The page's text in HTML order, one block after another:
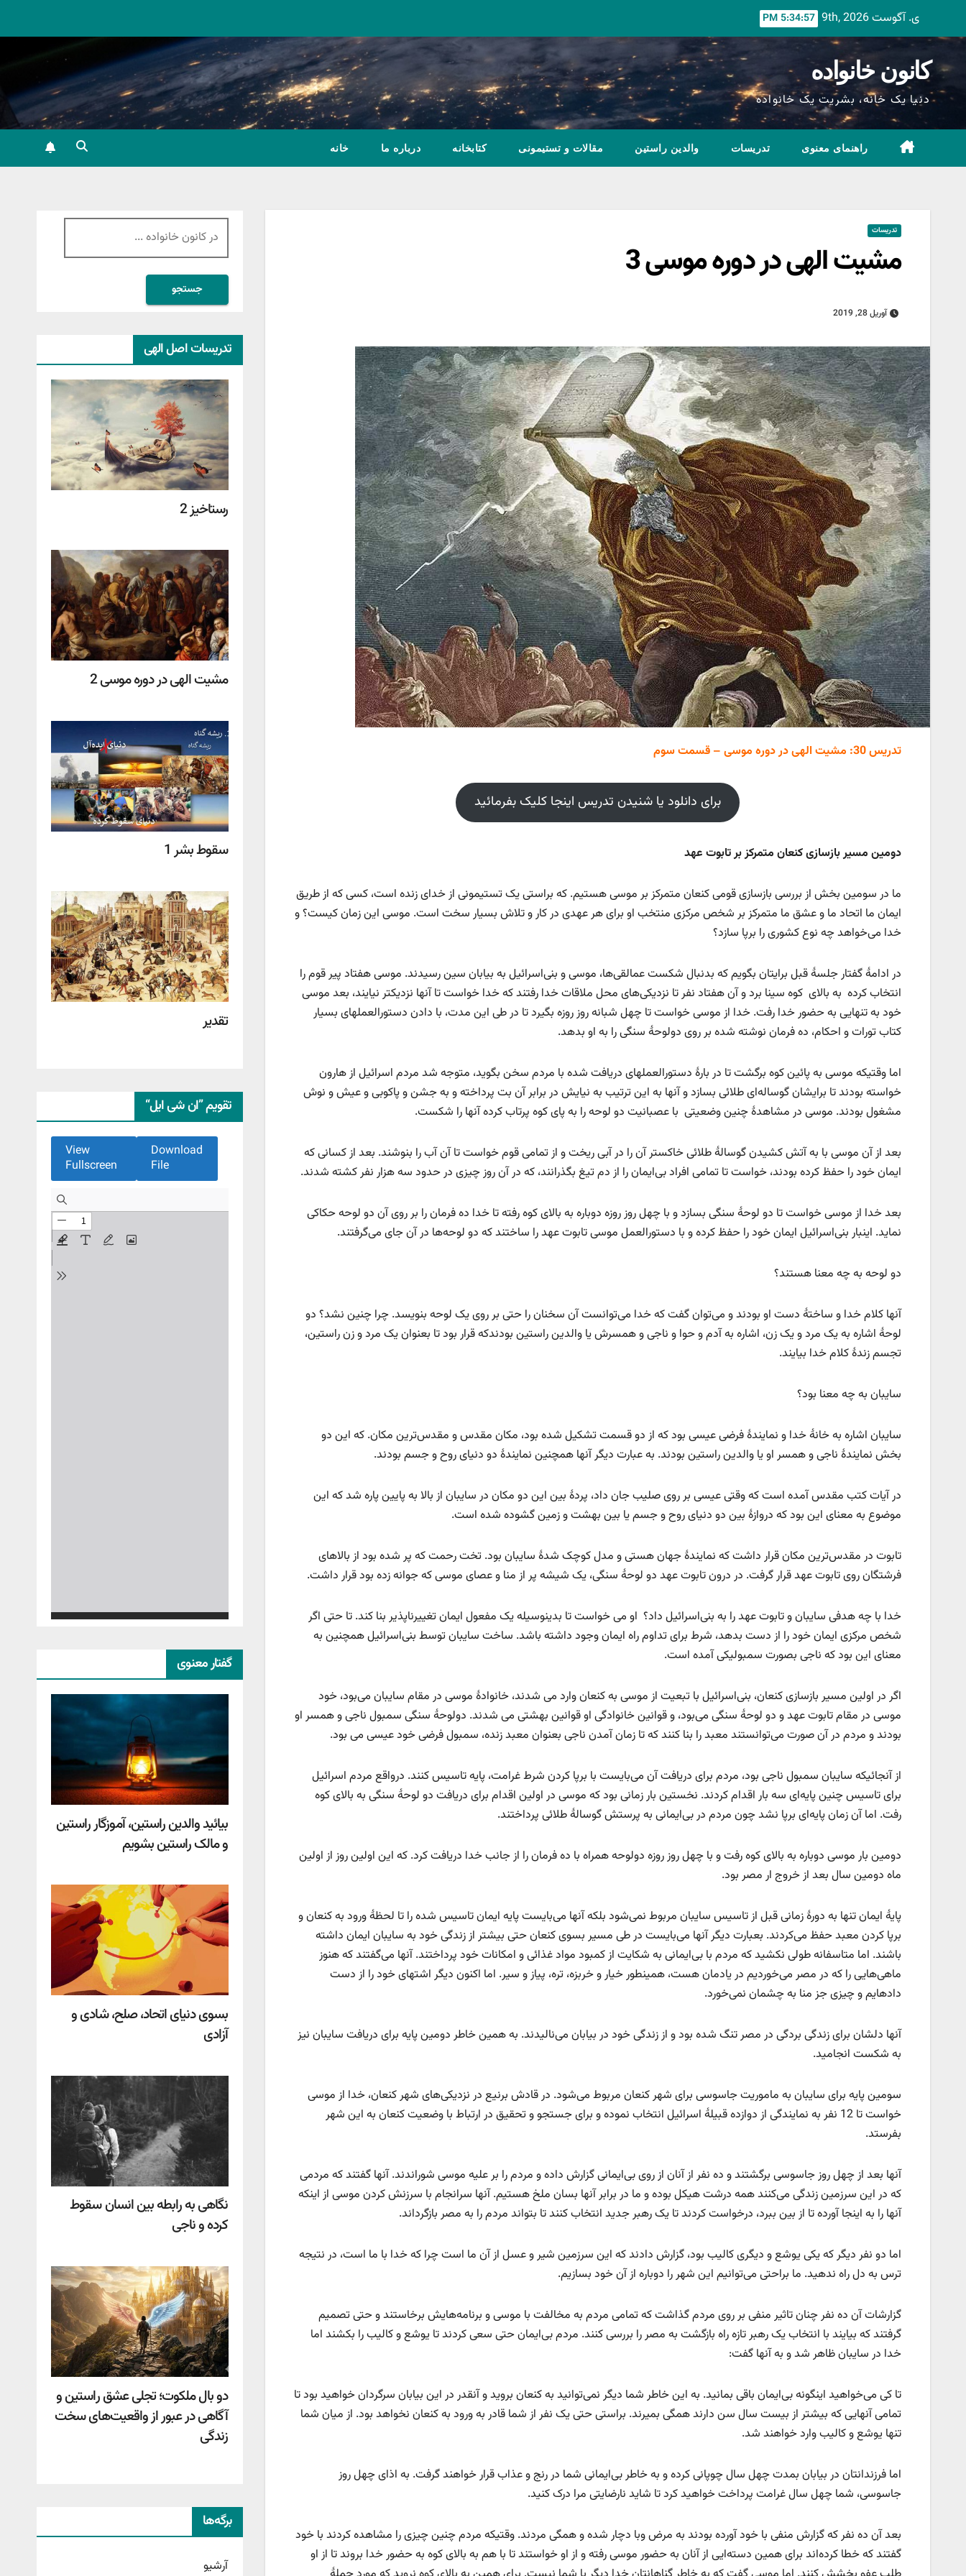
ی. آگوست 9th, 2026 5:34:59 PM
کانون خانواده
دنیا یک خانه، بشریت یک خانواده
راهنمای معنوی تدریسات والدین راستین مقالات و تستیمونی کتابخانه درباره ما خانه
تدریسات
مشیت الهی در دوره موسی 3
آوریل 28, 2019
تدریس 30: مشیت الهی در دوره موسی – قسمت سوم
برای دانلود یا شنیدن تدریس اینجا کلیک بفرمائید
دومین مسیر بازسازی کنعان متمرکز بر تابوت عهد
ما در سومین بخش از بررسی بازسازی قومی کنعان متمرکز بر موسی هستیم. که براستی یک تستیمونی از خدای زنده است، کسی که از طریق
ایمان ما اتحاد ما و عشق ما متمرکز بر شخص مرکزی منتخب او برای هر عهدی در کار و تلاش بسیار سخت است. موسی این زمان کیست؟ و
خدا می‌خواهد چه نوع کشوری را برپا سازد؟
در ادامۀ گفتار جلسۀ قبل برایتان بگویم که بدنبال شکست عمالقی‌ها، موسی و بنی‌اسرائیل به بیابان سین رسیدند. موسی هفتاد پیر قوم را
انتخاب کرده به بالای کوه سینا برد و آن هفتاد نفر تا نزدیکی‌های محل ملاقات خدا رفتند که خدا خواست تا آنها نزدیکتر نیایند، بعد موسی
خود به تنهایی به حضور خدا رفت. خدا از موسی خواست تا چهل شبانه روز روزه بگیرد تا در طی این مدت، با دادن دستورالعملهای بسیار
کتاب تورات و احکام، ده فرمان نوشته شده بر روی دولوحۀ سنگی را به او بدهد.
اما وقتیکه موسی به پائین کوه برگشت تا در بارۀ دستورالعملهای دریافت شده با مردم سخن بگوید، متوجه شد مردم اسرائیل از هارون
خواسته بودند تا برایشان گوساله‌ای طلائی بسازد و آنها به این ترتیب به نیایش در برابر آن بت پرداخته و به جشن و پاکوبی و عیش و نوش
مشغول بودند. موسی در مشاهدۀ چنین وضعیتی با عصبانیت دو لوحه را به پای کوه پرتاب کرده آنها را شکست.
بعد از آن موسی با به آتش کشیدن گوسالۀ طلائی خاکستر آن را در آبی ریخت و از تمامی قوم خواست تا‌ آن آب را بنوشند. بعد از کسانی که
ایمان خود را حفظ کرده بودند، خواست تا تمامی افراد بی‌ایمان را از دم تیغ بگذرانند، که در آن روز چیزی در حدود سه هزار نفر کشته شدند.
بعد خدا از موسی خواست تا دو لوحۀ سنگی بسازد و با چهل روز روزه دوباره به بالای کوه رفته تا خدا ده فرمان را بر روی آن دو لوحه حکاکی
نماید. اینبار بنی‌اسرائیل ایمان خود را حفظ کرده و با دستورالعمل موسی تابوت عهد را ساختند که دو لوحه‌ها در آن جای می‌گرفتند.
دو لوحه به چه معنا هستند؟
آنها کلام خدا و ساختۀ دست او بودند و می‌توان گفت که خدا می‌توانست آن سخنان را حتی بر روی یک لوحه بنویسد. چرا چنین نشد؟ دو
لوحۀ اشاره به یک مرد و یک زن، اشاره به آدم و حوا و ناجی و همسرش یا والدین راستین بودندکه قرار بود تا بعنوان یک مرد و زن راستین،
تجسم زندۀ‌ کلام خدا بیایند.
سایبان به چه معنا بود؟
سایبان اشاره به خانۀ خدا و نمایندۀ فرضی عیسی بود که از دو قسمت تشکیل شده بود، مکان مقدس و مقدس‌ترین مکان. که این دو
بخش نمایندۀ ناجی و همسر او یا والدین راستین بودند. به عبارت دیگر آنها همچنین نمایندۀ دو دنیای روح و جسم بودند.
در آیات کتب مقدس آمده است که وقتی عیسی بر روی صلیب جان داد، پردۀ بین این دو مکان در سایبان از بالا به پایین پاره شد که این
موضوع به معنای این بود که دروازۀ بین دو دنیای روح و جسم یا بین بهشت و زمین گشوده شده است.
تابوت در مقدس‌ترین مکان قرار داشت که نمایندۀ جهان هستی و مدل کوچک شدۀ سایبان بود. تخت رحمت که پر شده بود از بالاهای
فرشتگان روی تابوت عهد قرار گرفت. در درون تابوت عهد دو لوحۀ سنگی، یک شیشه پر از منا و عصای موسی که جوانه زده بود قرار داشت.
خدا با چه هدفی سایبان و تابوت عهد را به بنی‌اسرائیل داد؟ او می خواست تا بدینوسیله یک مفعول ایمان تغییرناپذیر بنا کند. تا حتی اگر
شخص مرکزی ایمان خود را از دست بدهد، شرط برای تداوم راه ایمان وجود داشته باشد. ساخت سایبان توسط بنی‌اسرائیل همچنین به
معنای این بود که ناجی بصورت سمبولیکی آمده است.
اگر در اولین مسیر بازسازی کنعان، بنی‌اسرائیل با تبعیت از موسی به کنعان وارد می شدند، خانوادۀ موسی در مقام سایبان می‌بود، خود
موسی در مقام تابوت عهد و دو لوحۀ سنگی می‌بود، و قوانین خانوادگی او قوانین بهشتی می شدند. دولوحۀ‍ سنگی سمبول ناجی و همسر او
بودند و مردم در آن صورت می‌توانستند معبد را بنا کنند که تا زمان آمدن ناجی بعنوان معبد زنده، سمبول فرضی خود عیسی می بود.
از آنجائیکه سایبان سمبول ناجی بود، مردم برای دریافت آن می‌بایست با برپا کردن شرط غرامت، پایه تاسیس کنند. درواقع مردم اسرائیل
برای تاسیس چنین پایه‌ای سه بار اقدام کردند. نخستین بار زمانی بود که موسی در اولین اقدام برای دریافت دو لوحۀ سنگی به بالای کوه
رفت. اما آن زمان پایه‌ای برپا نشد چون مردم در بی‌ایمانی به پرستش گوسالۀ طلائی پرداختند.
دومین بار موسی دوباره به بالای کوه رفت و با چهل روز روزه دولوحه همراه با ده فرمان را از جانب خدا دریافت کرد. که این اولین روز از اولین
ماه دومین سال بعد از خروج ار مصر بود.
پایۀ ‌ایمان تنها به دورۀ زمانی قبل از تاسیس سایبان مربوط نمی‌شود بلکه آنها می‌بایست پایه ایمان تاسیس شده را تا لحظۀ ورود به کنعان و
برپا کردن معبد حفظ می‌کردند. بعبارت دیگر آنها می‌بایست در طی مسیر بسوی کنعان حتی بیشتر از زندگی خود به سایبان ایمان داشته
باشند. اما متاسفانه طولی نکشید که مردم با بی‌ایمانی به شکایت از کمبود مواد غذائی و امکانات خود پرداختند. آنها می‌گفتند که هنوز
ماهی‌هایی را که در مصر می‌خوردیم در یادمان هست، همینطور خیار و خربزه‌، تره، پیاز و سیر. اما اکنون دیگر اشتهای خود را از دست
دادهایم و چیزی جز منا به چشمان نمی‌خورد.
آنها دلشان برای زندگی بردگی در مصر تنگ شده بود و از زندگی خود در بیابان می‌نالیدند. به همین خاطر دومین پایه برای دریافت سایبان نیز
به شکست انجامید.
سومین پایه برای سایبان به ماموریت جاسوسی برای شهر کنعان مربوط می‌شود. در قادش برنیع در نزدیکی‌های شهر کنعان، خدا از موسی
خواست تا 12 نفر به نمایندگی از دوازده قبیلۀ اسرائیل انتخاب نموده و برای جستجو و تحقیق در ارتباط با وضعیت کنعان به این شهر
بفرستد.
آنها بعد از چهل روز جاسوسی برگشتند و ده نفر از آنان از روی بی‌ایمانی گزارش داده و مردم را بر علیه موسی شوراندند. آنها گفتند که مردمی
که در این سرزمین زندگی می‌کنند همه درشت هیکل بوده و ما در برابر آنها بسان ملخ هستیم. آنها سرانجام با سرزنش کردن موسی از اینکه
آنها را به اینجا آورده تا از بین ببرد، درخواست کردند تا یک رهبر جدید انتخاب کنند تا بتواند مردم را به مصر بازگرداند.
اما دو نفر دیگر که یکی یوشع و دیگری کالیب بود، گزارش دادند که این سرزمین شیر و عسل از آن ما است چرا که خدا با ما است، در نتیجه
ترس به دل راه ندهید. ما براحتی می‌توانیم این شهر را دوباره از آن خود بسازیم.
گزارشات آن ده نفر چنان تاثیر منفی بر روی مردم گذاشت که تمامی مردم به مخالفت با موسی و برنامه‌هایش برخاستند و حتی تصمیم
گرفتند که بیایند با انتخاب یک رهبر تازه راه بازگشت به مصر را بررسی کنند. مردم بی‌ایمان حتی سعی کردند تا یوشع و کالیب را بکشند اما
خدا در سایبان ظاهر شد و به آنها گفت:
تا کی می‌خواهید اینگونه بی‌ایمان باقی بمانید. به این خاطر شما دیگر نمی‌توانید به کنعان بروید و آنقدر در این بیابان سرگردان خواهید بود تا
تمامی آنهایی که بیشتر از بیست سال سن دارند همگی بمیرند. براستی حتی یک نفر از شما قادر به ورود به کنعان نخواهد بود. از میان شما
تنها یوشع و کالیب وارد خواهند شد.
اما فرزندانتان در بیابان بمدت چهل سال چوپانی کرده و به خاطر بی‌ایمانی شما در رنج و عذاب قرار خواهند گرفت. به اذای چهل روز
جاسوسی، شما چهل سال غرامت پرداخت خواهید کرد تا شاید نارضایتی مرا درک کنید.
بعد آن ده نفر که گزارش منفی با خود آورده بودند به مرض وبا دچار شده و همگی مردند. وقتیکه مردم چنین چیزی را مشاهده کردند با خود
گفتند که خطا کرده‌اند برای همین دسته‌ایی از آنان به حضور موسی رفته و از او خواستند تا با هم به بالای کوه به حضور خدا بروند تا از او
جستجو
برای:
تدریسات اصل الهی
رستاخیز 2
مشیت الهی در دوره موسی 2
سقوط بشر 1
تقدیر
تقویم ”ان شی ایل“
Download
File
View
Fullscreen
گفتار معنوی
بیائید والدین راستین، آموزگار راستین
و مالک راستین بشویم
بسوی دنیای اتحاد، صلح، شادی و
آزادی
نگاهی به رابطه بین انسان سقوط
کرده و ناجی
دو بال ملکوت؛ تجلی عشق راستین و
آگاهی در عبور از واقعیت‌های سخت
زندگی
برگه‌ها
آرشیو